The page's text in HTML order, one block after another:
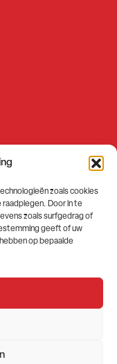
zoals cookies
Door in te
zoals surfgedrag of
geeft of uw
op bepaalde